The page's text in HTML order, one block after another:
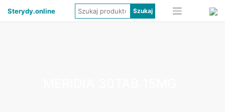
Sterydy.online